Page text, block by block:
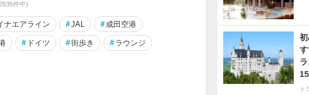
件中)
ナエアライン #JAL # 成田空港
# ドイツ #街歩き # ラウンジ
ト